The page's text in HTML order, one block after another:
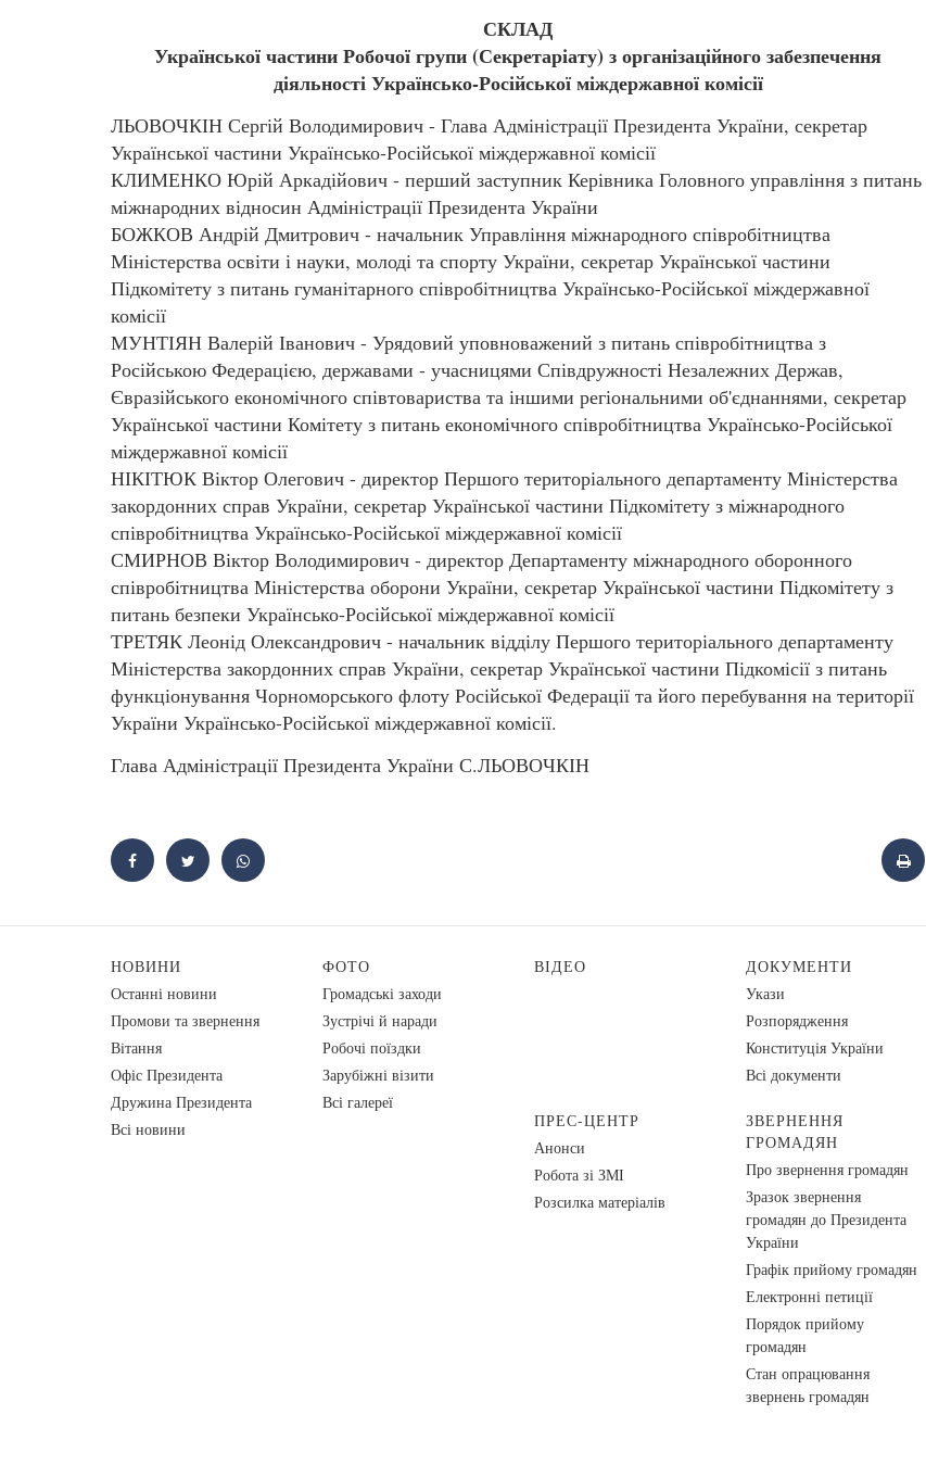
СКЛАД
Української частини Робочої групи (Секретаріату) з організаційного забезпечення
діяльності Українсько-Російської міждержавної комісії
ЛЬОВОЧКІН Сергій Володимирович - Глава Адміністрації Президента України, секретар
Української частини Українсько-Російської міждержавної комісії
КЛИМЕНКО Юрій Аркадійович - перший заступник Керівника Головного управління з питань
міжнародних відносин Адміністрації Президента України
БОЖКОВ Андрій Дмитрович - начальник Управління міжнародного співробітництва
Міністерства освіти і науки, молоді та спорту України, секретар Української частини
Підкомітету з питань гуманітарного співробітництва Українсько-Російської міждержавної
комісії
МУНТІЯН Валерій Іванович - Урядовий уповноважений з питань співробітництва з
Російською Федерацією, державами - учасницями Співдружності Незалежних Держав,
Євразійського економічного співтовариства та іншими регіональними об'єднаннями, секретар
Української частини Комітету з питань економічного співробітництва Українсько-Російської
міждержавної комісії
НІКІТЮК Віктор Олегович - директор Першого територіального департаменту Міністерства
закордонних справ України, секретар Української частини Підкомітету з міжнародного
співробітництва Українсько-Російської міждержавної комісії
СМИРНОВ Віктор Володимирович - директор Департаменту міжнародного оборонного
співробітництва Міністерства оборони України, секретар Української частини Підкомітету з
питань безпеки Українсько-Російської міждержавної комісії
ТРЕТЯК Леонід Олександрович - начальник відділу Першого територіального департаменту
Міністерства закордонних справ України, секретар Української частини Підкомісії з питань
функціонування Чорноморського флоту Російської Федерації та його перебування на території
України Українсько-Російської міждержавної комісії.
Глава Адміністрації Президента України С.ЛЬОВОЧКІН
НОВИНИ
Останні новини
Промови та звернення
Вiтання
Офіс Президента
Дружина Президента
Всі новини
ФОТО
Громадські заходи
Зустрічі й наради
Робочі поїздки
Зарубіжні візити
Всі галереї
ВІДЕО
ДОКУМЕНТИ
Укази
Розпорядження
Конституція України
Всі документи
ПРЕС-ЦЕНТР
Анонси
Робота зі ЗМІ
Розсилка матеріалів
ЗВЕРНЕННЯ
ГРОМАДЯН
Про звернення громадян
Зразок звернення
громадян до Президента
України
Графік прийому громадян
Електронні петиції
Порядок прийому
громадян
Стан опрацювання
звернень громадян